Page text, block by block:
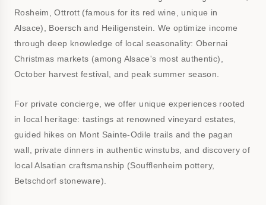
Rosheim, Ottrott (famous for its red wine, unique in
Alsace), Boersch and Heiligenstein. We optimize income
through deep knowledge of local seasonality: Obernai
Christmas markets (among Alsace's most authentic),
October harvest festival, and peak summer season.
For private concierge, we offer unique experiences rooted
in local heritage: tastings at renowned vineyard estates,
guided hikes on Mont Sainte-Odile trails and the pagan
wall, private dinners in authentic winstubs, and discovery of
local Alsatian craftsmanship (Soufflenheim pottery,
Betschdorf stoneware).